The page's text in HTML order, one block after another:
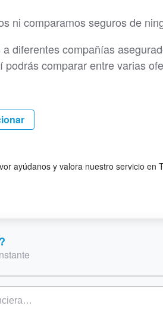
ni comparamos seguros de
diferentes compañías
comparar entre varias
ayúdanos y valora nuestro servicio